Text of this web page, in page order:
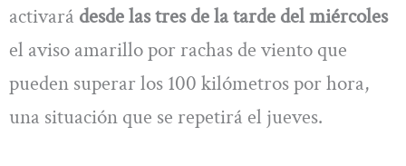
activará desde las tres de la tarde del miércoles
el aviso amarillo por rachas de viento que
pueden superar los 100 kilómetros por hora,
una situación que se repetirá el jueves.